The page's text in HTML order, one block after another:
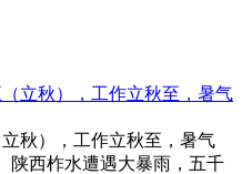
秋），工作立秋至，暑气
陕西柞水遭遇大暴雨，五千